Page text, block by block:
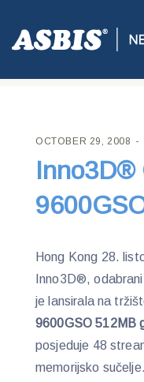
ASBIS CROATIA>
OCTOBER 29, 2008
Inno3D®
Hong Kong 28.
Inno3D®,
je lansirala na
9600GSO 512MB
posjeduje 48
memorijsko